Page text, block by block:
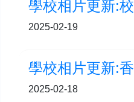
2025-02-19
2025-02-18